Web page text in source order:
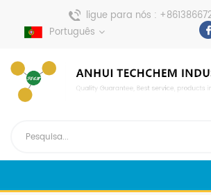
ligue para nós :
envie uma mensagem :
Português